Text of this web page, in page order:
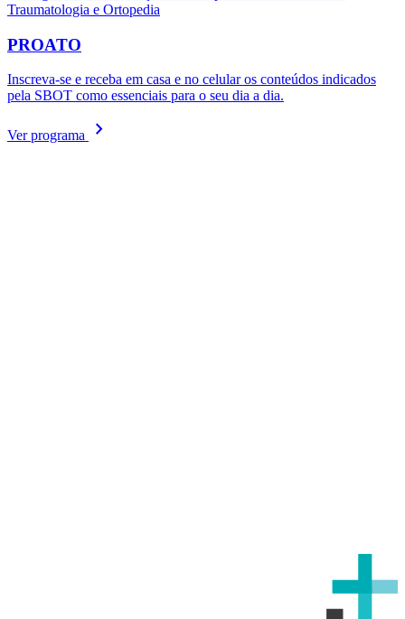
Traumatologia e Ortopedia
PROATO
Inscreva-se e receba em casa e no celular os conteúdos indicados
pela SBOT como essenciais para o seu dia a dia.
Ver programa chevron_right